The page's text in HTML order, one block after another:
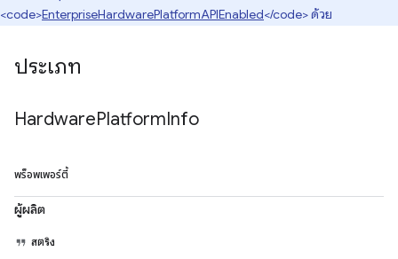
<code>EnterpriseHardwarePlatformAPIEnabled</code> ด้วย
ประเภท
HardwarePlatformInfo
พร็อพเพอร์ตี้
ผู้ผลิต
สตริง